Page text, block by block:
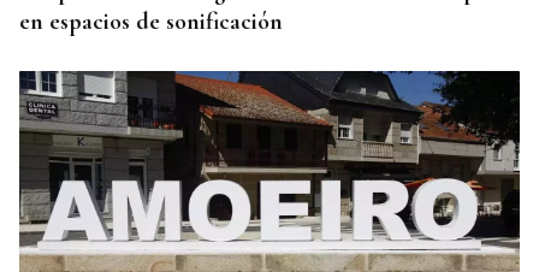
en espacios de sonificación